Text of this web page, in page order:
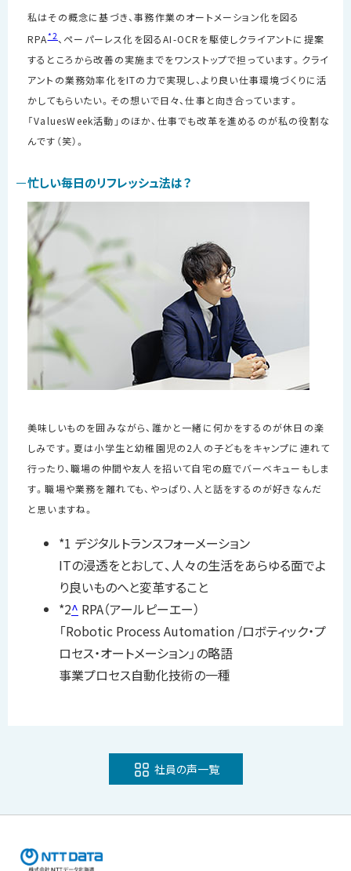
私はその概念に基づき、事務作業のオートメーション化を図る
RPA*2、ペーパーレス化を図るAI-OCRを駆使しクライアントに提案
するところから改善の実施までをワンストップで担っています。クライ
アントの業務効率化をITの力で実現し、より良い仕事環境づくりに活
かしてもらいたい。その想いで日々、仕事と向き合っています。
「ValuesWeek活動」のほか、仕事でも改革を進めるのが私の役割な
んです（笑）。
忙しい毎日のリフレッシュ法は？
美味しいものを囲みながら、誰かと一緒に何かをするのが休日の楽
しみです。夏は小学生と幼稚園児の2 人の子どもをキャンプに連れて
行ったり、職場の仲間や友人を招いて自宅の庭でバーベキューもしま
す。職場や業務を離れても、やっぱり、人と話をするのが好きなんだ
と思いますね。
*1 デジタルトランスフォーメーション
ITの浸透をとおして、人々の生活をあらゆる面でよ
り良いものへと変革すること
*2^ RPA（アールピーエー）
「Robotic Process Automation /ロボティック・プ
ロセス・オートメーション」の略語
事業プロセス自動化技術の一種
社員の声一覧